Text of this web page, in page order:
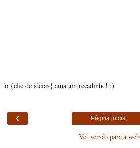
o {clic de ideias} ama um recadinho! :)
‹ Página inicial
Ver versão para a web